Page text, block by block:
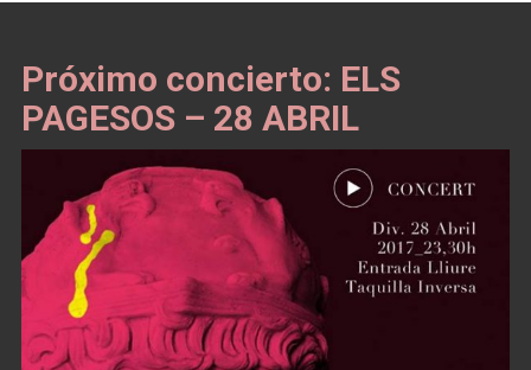
Próximo concierto: ELS
PAGESOS – 28 ABRIL